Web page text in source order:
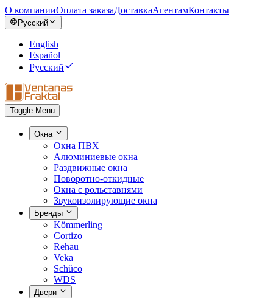
О компанииОплата заказаДоставкаАгентамКонтакты
Русский
English
Español
Русский
Toggle Menu
Окна
Окна ПВХ
Алюминиевые окна
Раздвижные окна
Поворотно-откидные
Окна с рольставнями
Звукоизолирующие окна
Бренды
Kömmerling
Cortizo
Rehau
Veka
Schüco
WDS
Двери